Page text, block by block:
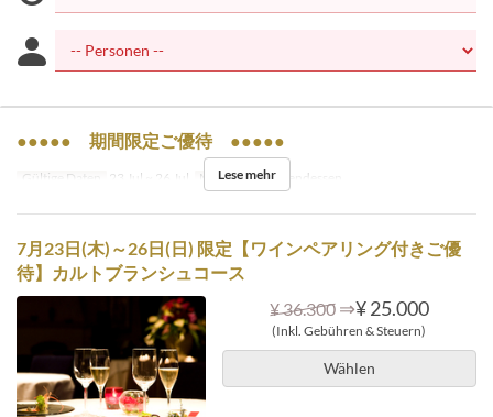
●●●●● 期間限定ご優待 ●●●●●
Gültige Daten 23 Jul ~ 26 Jul Mahlzeiten Abendessen
Lese mehr
7月23日(木)～26日(日) 限定【ワインペアリング付きご優
待】カルトブランシュコース
¥ 36.300 ⇒¥ 25.000
(Inkl. Gebühren & Steuern)
Wählen